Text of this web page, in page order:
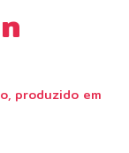
produzido em